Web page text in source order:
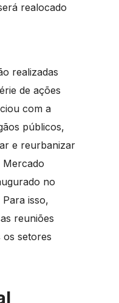
realocado
realizadas
de ações
com a
públicos,
e reurbanizar
no
isso,
reuniões
setores